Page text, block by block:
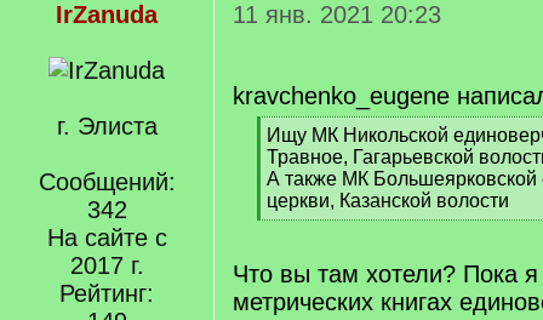
IrZanuda
г. Элиста
Сообщений:
342
На сайте с
2017 г.
Рейтинг:
11 янв. 2021 20:23
kravchenko_eugene
[
q
]
Ищу МК Никольской
Травное, Гагарьевской
А также МК Большеярковской
церкви, Казанской волости
[
q
]
Что вы там хотели? Пока
метрических книгах